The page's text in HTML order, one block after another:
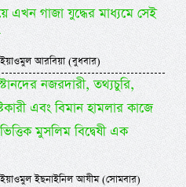
এখন গাজা যুদ্ধের মাধ্যমে সেই
আরবিয়া (বুধবার)
নজরদারী, তথ্যচুরি,
এবং বিমান হামলার কাজে
মুসলিম বিদ্বেষী এক
ইছনাইনিল আযীম (সোমবার)